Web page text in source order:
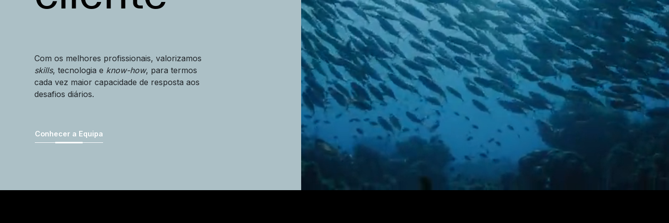
Com os melhores profissionais, valorizamos
skills, tecnologia e know-how, para termos
cada vez maior capacidade de resposta aos
desafios diários.
Conhecer a Equipa